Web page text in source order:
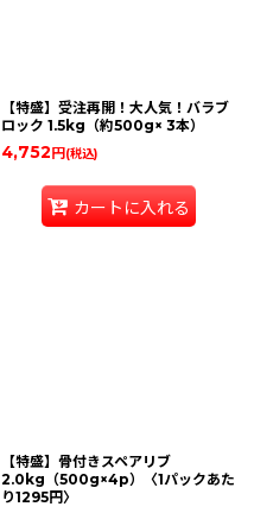
【特盛】受注再開！大人気！バラブ
ロック 1.5kg（約500g× 3本）
4,752 円 (税込)
カートに入れる
【特盛】骨付きスペアリブ
2.0kg（500g×4p）〈1パックあた
り1295円〉